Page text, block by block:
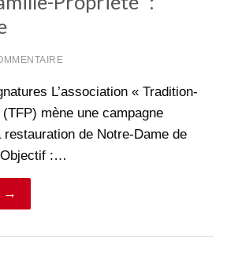
L’association « Tradition-
mène une campagne
restauration de Notre-Dame de
Objectif :…
→